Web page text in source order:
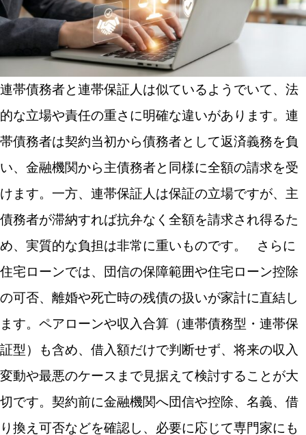
連帯債務者と連帯保証人は似ているようでいて、法
的な立場や責任の重さに明確な違いがあります。連
帯債務者は契約当初から債務者として返済義務を負
い、金融機関から主債務者と同様に全額の請求を受
けます。一方、連帯保証人は保証の立場ですが、主
債務者が滞納すれば抗弁なく全額を請求され得るた
め、実質的な負担は非常に重いものです。
さらに
住宅ローンでは、団信の保障範囲や住宅ローン控除
の可否、離婚や死亡時の残債の扱いが家計に直結し
ます。ペアローンや収入合算（連帯債務型・連帯保
証型）も含め、借入額だけで判断せず、将来の収入
変動や最悪のケースまで見据えて検討することが大
切です。契約前に金融機関へ団信や控除、名義、借
り換え可否などを確認し、必要に応じて専門家にも